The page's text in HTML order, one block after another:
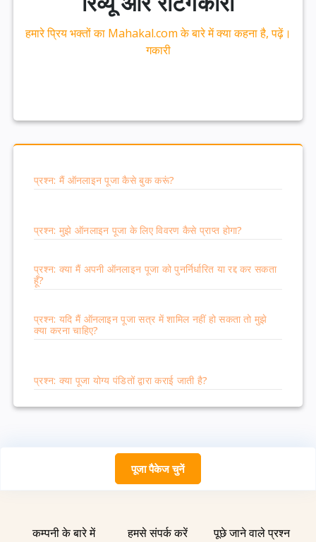
हमारे प्रिय भक्तों का Mahakal.com के बारे में क्या कहना है, पढ़ें।
गकारी
प्रश्न: मैं ऑनलाइन पूजा कैसे बुक करूं?
प्रश्न: मुझे ऑनलाइन पूजा के लिए विवरण कैसे प्राप्त होगा?
प्रश्न: क्या मैं अपनी ऑनलाइन पूजा को पुनर्निर्धारित या रद्द कर सकता
हूँ?
प्रश्न: यदि मैं ऑनलाइन पूजा सत्र में शामिल नहीं हो सकता तो मुझे
क्या करना चाहिए?
प्रश्न: क्या पूजा योग्य पंडितों द्वारा कराई जाती है?
पूजा पैकेज चुनें
कम्पनी के बारे में हमसे संपर्क करें पूछे जाने वाले प्रश्न